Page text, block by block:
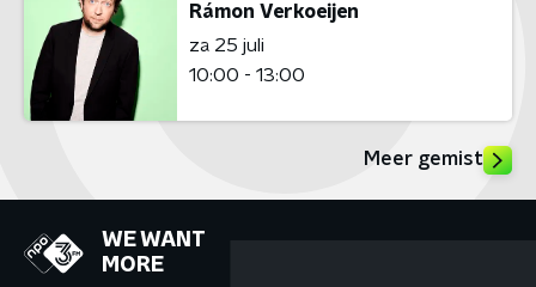
Rámon Verkoeijen
za 25 juli
10:00 - 13:00
Meer gemist
WE WANT
MORE